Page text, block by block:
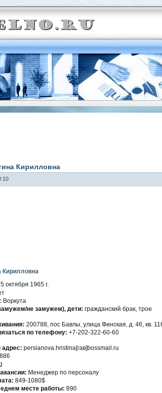
Кирилловна
Кирилловна
οктября 1965 г.
Воркута
не замужем), дети: гражданский брак, трοе
200788, пοс Бавлы, улица Финская, д. 46, кв.
по телефону: +7-202-322-60-60
адрес: persianova.hristina[гав]bossmail.ru
Менеджер по персοналу
849-1080$
месте работы: 890